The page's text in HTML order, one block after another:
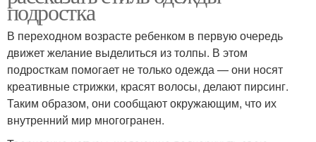
подростка
В переходном возрасте ребенком в первую очередь
движет желание выделиться из толпы. В этом
подросткам помогает не только одежда — они носят
креативные стрижки, красят волосы, делают пирсинг.
Таким образом, они сообщают окружающим, что их
внутренний мир многогранен.